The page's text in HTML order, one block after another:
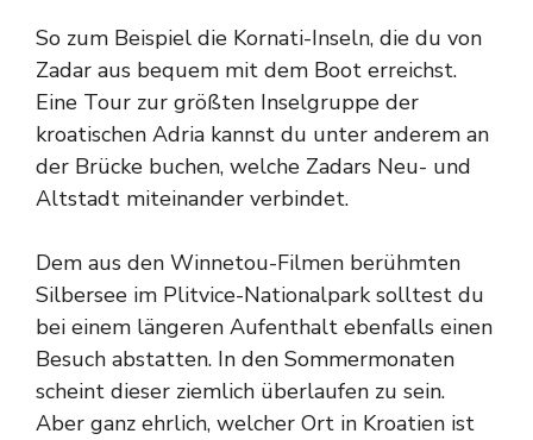
So zum Beispiel die Kornati-Inseln, die du von
Zadar aus bequem mit dem Boot erreichst.
Eine Tour zur größten Inselgruppe der
kroatischen Adria kannst du unter anderem an
der Brücke buchen, welche Zadars Neu- und
Altstadt miteinander verbindet.
Dem aus den Winnetou-Filmen berühmten
Silbersee im Plitvice-Nationalpark solltest du
bei einem längeren Aufenthalt ebenfalls einen
Besuch abstatten. In den Sommermonaten
scheint dieser ziemlich überlaufen zu sein.
Aber ganz ehrlich, welcher Ort in Kroatien ist